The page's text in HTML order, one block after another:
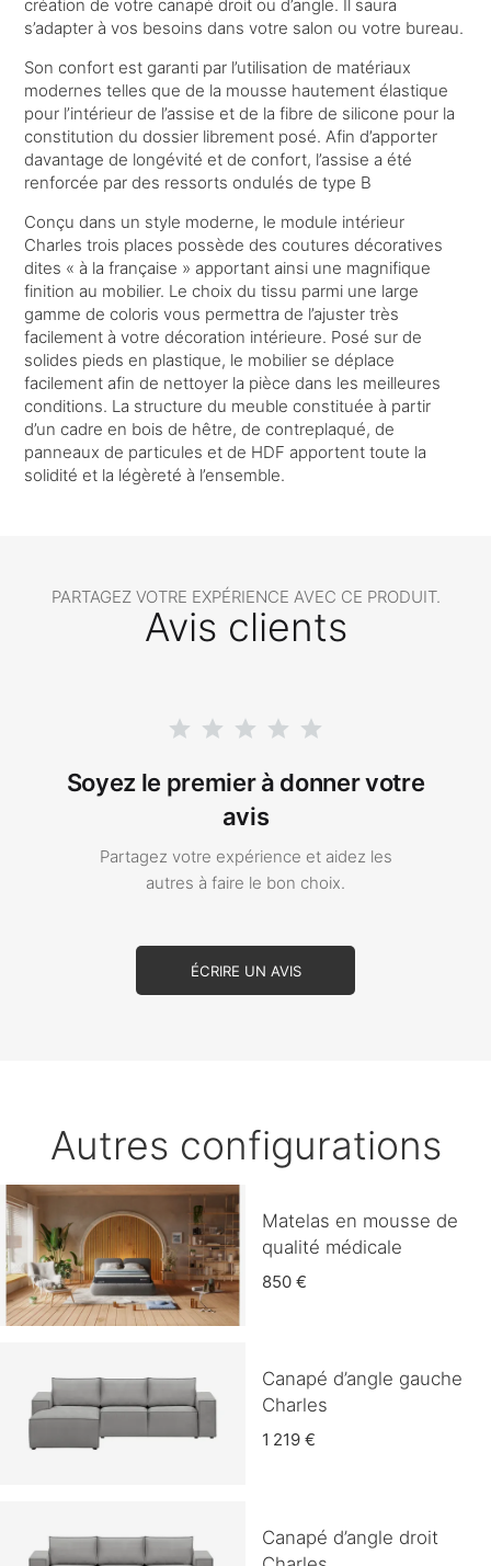
création de votre canapé droit ou d’angle. Il saura
s’adapter à vos besoins dans votre salon ou votre bureau.
Son confort est garanti par l’utilisation de matériaux
modernes telles que de la mousse hautement élastique
pour l’intérieur de l’assise et de la fibre de silicone pour la
constitution du dossier librement posé. Afin d’apporter
davantage de longévité et de confort, l’assise a été
renforcée par des ressorts ondulés de type B
Conçu dans un style moderne, le module intérieur
Charles trois places possède des coutures décoratives
dites « à la française » apportant ainsi une magnifique
finition au mobilier. Le choix du tissu parmi une large
gamme de coloris vous permettra de l’ajuster très
facilement à votre décoration intérieure. Posé sur de
solides pieds en plastique, le mobilier se déplace
facilement afin de nettoyer la pièce dans les meilleures
conditions. La structure du meuble constituée à partir
d’un cadre en bois de hêtre, de contreplaqué, de
panneaux de particules et de HDF apportent toute la
solidité et la légèreté à l’ensemble.
PARTAGEZ VOTRE EXPÉRIENCE AVEC CE PRODUIT.
Avis clients
Soyez le premier à donner votre
avis
Partagez votre expérience et aidez les
autres à faire le bon choix.
ÉCRIRE UN AVIS
Autres configurations
Matelas en mousse de
qualité médicale
850 €
Canapé d’angle gauche
Charles
1 219 €
Canapé d’angle droit